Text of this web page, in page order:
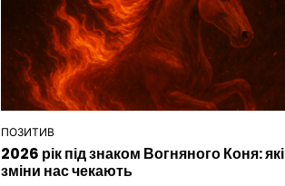
ОПУБЛІКУВАТИ
У
ПОЗИТИВ
2026 рік під знаком Вогняного Коня: які
зміни нас чекають